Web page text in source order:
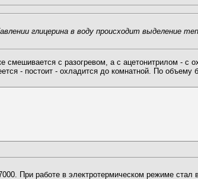
глицерина в воду происходит выделение
с разогревом, а с ацетонитрилом -
- постоит - охладится до комнатной. По
При работе в электротермическом режиме